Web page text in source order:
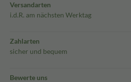
Versandarten
i.d.R. am nächsten Werktag
Zahlarten
sicher und bequem
Bewerte uns